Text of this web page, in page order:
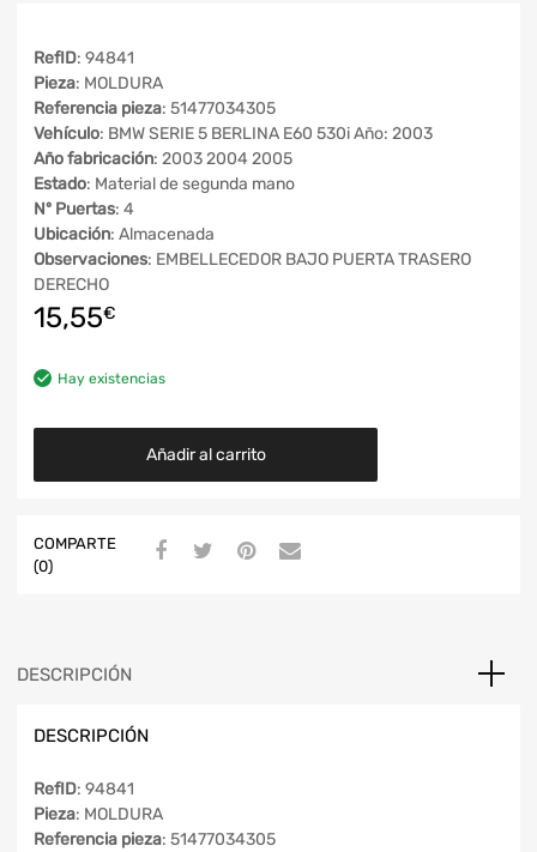
RefID: 94841
Pieza: MOLDURA
Referencia pieza: 51477034305
Vehículo: BMW SERIE 5 BERLINA E60 530i Año: 2003
Año fabricación: 2003 2004 2005
Estado: Material de segunda mano
Nº Puertas: 4
Ubicación: Almacenada
Observaciones: EMBELLECEDOR BAJO PUERTA TRASERO
DERECHO
15,55€
Hay existencias
Añadir al carrito
COMPARTE
(0)
DESCRIPCIÓN
DESCRIPCIÓN
RefID: 94841
Pieza: MOLDURA
Referencia pieza: 51477034305